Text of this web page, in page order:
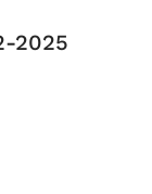
2025